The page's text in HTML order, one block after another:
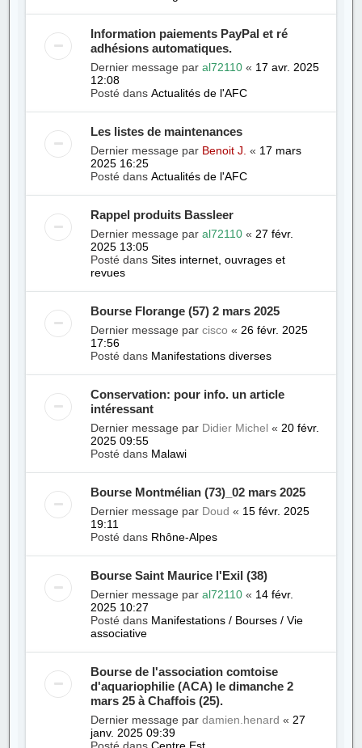
Information paiements PayPal et ré
adhésions automatiques.
Dernier message paral72110 « 17 avr. 2025
12:08
Posté dansActualités de l'AFC
Les listes de maintenances
Dernier message par Benoit J. « 17 mars
2025 16:25
Posté dansActualités de l'AFC
Rappel produits Bassleer
Dernier message paral72110 « 27 févr.
2025 13:05
Posté dansSites internet, ouvrages et
revues
Bourse Florange (57) 2 mars 2025
Dernier message parcisco « 26 févr. 2025
17:56
Posté dans Manifestations diverses
Conservation: pour info. un article
intéressant
Dernier message par Didier Michel « 20 févr.
2025 09:55
Posté dans Malawi
Bourse Montmélian (73)_02 mars 2025
Dernier message par Doud « 15 févr. 2025
19:11
Posté dans Rhône-Alpes
Bourse Saint Maurice l'Exil (38)
Dernier message paral72110 « 14 févr.
2025 10:27
Posté dans Manifestations / Bourses / Vie
associative
Bourse de l'association comtoise
d'aquariophilie (ACA) le dimanche 2
mars 25 à Chaffois (25).
Dernier message pardamien.henard « 27
janv. 2025 09:39